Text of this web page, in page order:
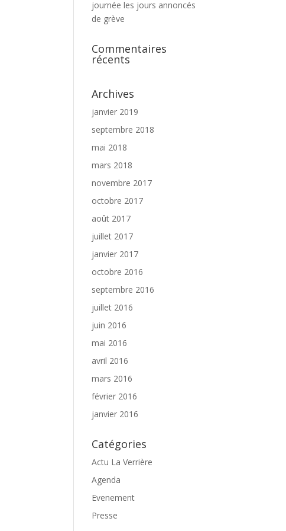
journée les jours annoncés
de grève
Commentaires
récents
Archives
janvier 2019
septembre 2018
mai 2018
mars 2018
novembre 2017
octobre 2017
août 2017
juillet 2017
janvier 2017
octobre 2016
septembre 2016
juillet 2016
juin 2016
mai 2016
avril 2016
mars 2016
février 2016
janvier 2016
Catégories
Actu La Verrière
Agenda
Evenement
Presse